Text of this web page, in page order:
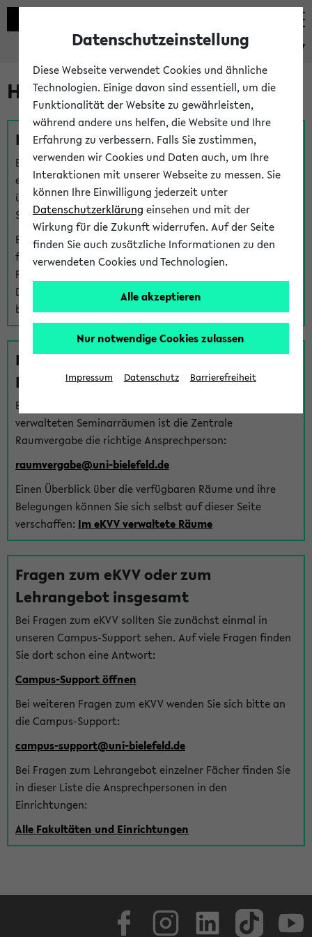
eKVV
Hilfe & Kontakt
Fragen zu einzelnen Veranstaltungen
Bei inhaltlichen und organisatorischen Fragen zu
einzelnen Veranstaltungen finden Sie Ansprechpersonen
über denFragen-Link bei jeder Veranstaltung. Der BIS
Support kann hier meist keine direkte Hilfe leisten.
Bei Veranstaltungen mit eKVV Teilnahmemanagement
finden Sie eine Auskunft über die Personen, die Ihre
Platzzuteilung im eKVV eingetragen haben, auf der
Detailseite zum Teilnahmemanagement der
betreffenden Veranstaltung.
Fragen zu im eKVV verwalteten
Räumen
Bei Fragen zur Vergabe von Hörsälen und vom eKVV
verwalteten Seminarräumen ist die Zentrale
Raumvergabe die richtige Ansprechperson:
raumvergabe@uni-bielefeld.de
Einen Überblick über die verfügbaren Räume und ihre
Belegungen können Sie sich selbst auf dieser Seite
verschaffen: Im eKVV verwaltete Räume
Fragen zum eKVV oder zum
Lehrangebot insgesamt
Bei Fragen zum eKVV sollten Sie zunächst einmal in
unseren Campus-Support sehen. Auf viele Fragen finden
Sie dort schon eine Antwort:
Campus-Support öffnen
Bei weiteren Fragen zum eKVV wenden Sie sich bitte an
die Campus-Support:
campus-support@uni-bielefeld.de
Bei Fragen zum Lehrangebot einzelner Fächer finden Sie
in dieser Liste die Ansprechpersonen in den
Einrichtungen:
Alle Fakultäten und Einrichtungen
Datenschutzeinstellung
Diese Webseite verwendet Cookies und ähnliche
Technologien. Einige davon sind essentiell, um die
Funktionalität der Website zu gewährleisten,
während andere uns helfen, die Website und Ihre
Erfahrung zu verbessern. Falls Sie zustimmen,
verwenden wir Cookies und Daten auch, um Ihre
Interaktionen mit unserer Webseite zu messen. Sie
können Ihre Einwilligung jederzeit unter
Datenschutzerklärung einsehen und mit der
Wirkung für die Zukunft widerrufen. Auf der Seite
finden Sie auch zusätzliche Informationen zu den
verwendeten Cookies und Technologien.
Alle akzeptieren
Nur notwendige Cookies zulassen
Impressum Datenschutz Barrierefreiheit